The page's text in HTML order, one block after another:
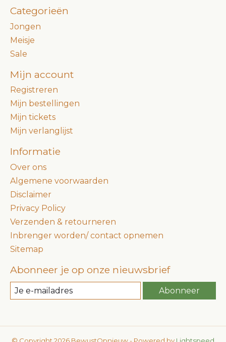
Categorieën
Jongen
Meisje
Sale
Mijn account
Registreren
Mijn bestellingen
Mijn tickets
Mijn verlanglijst
Informatie
Over ons
Algemene voorwaarden
Disclaimer
Privacy Policy
Verzenden & retourneren
Inbrenger worden/ contact opnemen
Sitemap
Abonneer je op onze nieuwsbrief
Abonneer
© Copyright 2026 BewustOpnieuw - Powered by Lightspeed